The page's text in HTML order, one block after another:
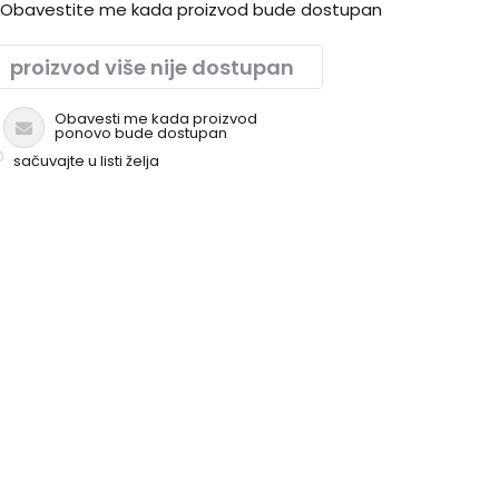
vrste slikarskih tehnika - ULJE AKRIL GVAŠ VINIL.
me kada proizvod bude dostupan
proizvod više nije dostupan
Obavesti me kada proizvod
ponovo bude dostupan
sačuvajte u listi želja